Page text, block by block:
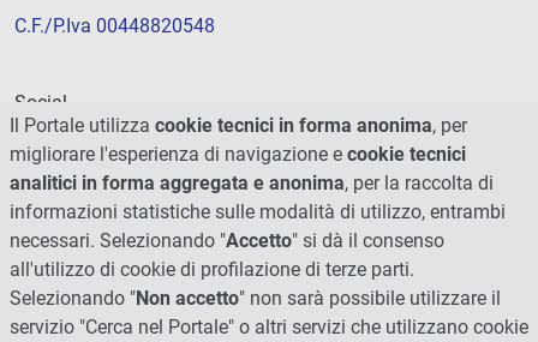
C.F./P.Iva 00448820548
Social
Il Portale utilizza cookie tecnici in forma anonima, per
migliorare l'esperienza di navigazione e cookie tecnici
analitici in forma aggregata e anonima, per la raccolta di
informazioni statistiche sulle modalità di utilizzo, entrambi
necessari. Selezionando "Accetto" si dà il consenso
all'utilizzo di cookie di profilazione di terze parti.
Selezionando "Non accetto" non sarà possibile utilizzare il
servizio "Cerca nel Portale" o altri servizi che utilizzano cookie